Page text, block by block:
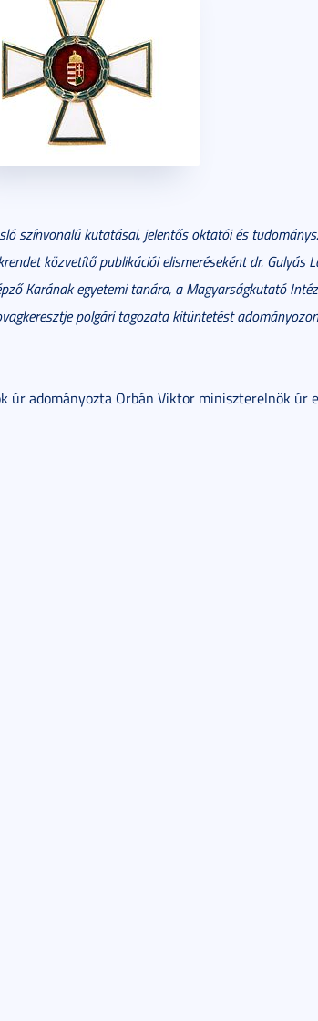
színvonalú kutatásai, jelentős oktatói és
közvetítő publikációi elismeréseként dr. Gulyás
Karának egyetemi tanára, a Magyarságkutató
polgári tagozata kitüntetést
úr adományozta Orbán Viktor miniszterelnök úr